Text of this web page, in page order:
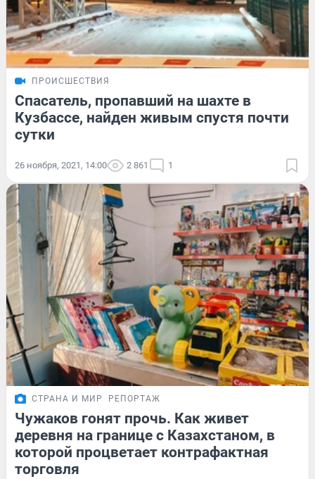
ПРОИСШЕСТВИЯ
Спасатель, пропавший на шахте в
Кузбассе, найден живым спустя почти
сутки
26 ноября, 2021, 14:00 2 861 1
СТРАНА И МИР РЕПОРТАЖ
Чужаков гонят прочь. Как живет
деревня на границе с Казахстаном, в
которой процветает контрафактная
торговля